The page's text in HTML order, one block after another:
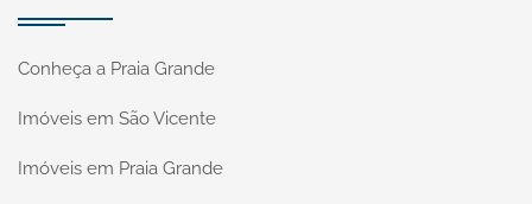
Conheça a Praia Grande
Imóveis em São Vicente
Imóveis em Praia Grande